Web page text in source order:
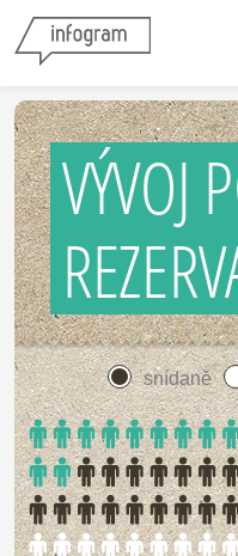
VÝVOJ
snídaně